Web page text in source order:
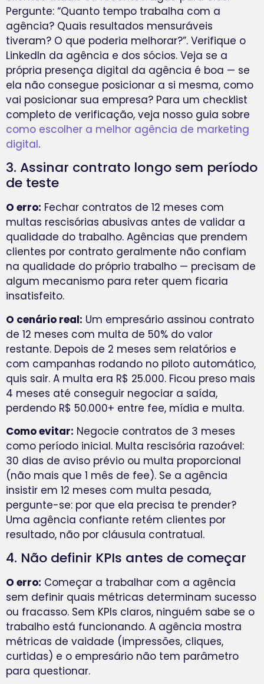
Pergunte: “Quanto tempo trabalha com a
agência? Quais resultados mensuráveis
tiveram? O que poderia melhorar?”. Verifique o
LinkedIn da agência e dos sócios. Veja se a
própria presença digital da agência é boa — se
ela não consegue posicionar a si mesma, como
vai posicionar sua empresa? Para um checklist
completo de verificação, veja nosso guia sobre
como escolher a melhor agência de marketing
digital.
3. Assinar contrato longo sem período
de teste
O erro: Fechar contratos de 12 meses com
multas rescisórias abusivas antes de validar a
qualidade do trabalho. Agências que prendem
clientes por contrato geralmente não confiam
na qualidade do próprio trabalho — precisam de
algum mecanismo para reter quem ficaria
insatisfeito.
O cenário real: Um empresário assinou contrato
de 12 meses com multa de 50% do valor
restante. Depois de 2 meses sem relatórios e
com campanhas rodando no piloto automático,
quis sair. A multa era R$ 25.000. Ficou preso mais
4 meses até conseguir negociar a saída,
perdendo R$ 50.000+ entre fee, mídia e multa.
Como evitar: Negocie contratos de 3 meses
como período inicial. Multa rescisória razoável:
30 dias de aviso prévio ou multa proporcional
(não mais que 1 mês de fee). Se a agência
insistir em 12 meses com multa pesada,
pergunte-se: por que ela precisa te prender?
Uma agência confiante retém clientes por
resultado, não por cláusula contratual.
4. Não definir KPIs antes de começar
O erro: Começar a trabalhar com a agência
sem definir quais métricas determinam sucesso
ou fracasso. Sem KPIs claros, ninguém sabe se o
trabalho está funcionando. A agência mostra
métricas de vaidade (impressões, cliques,
curtidas) e o empresário não tem parâmetro
para questionar.